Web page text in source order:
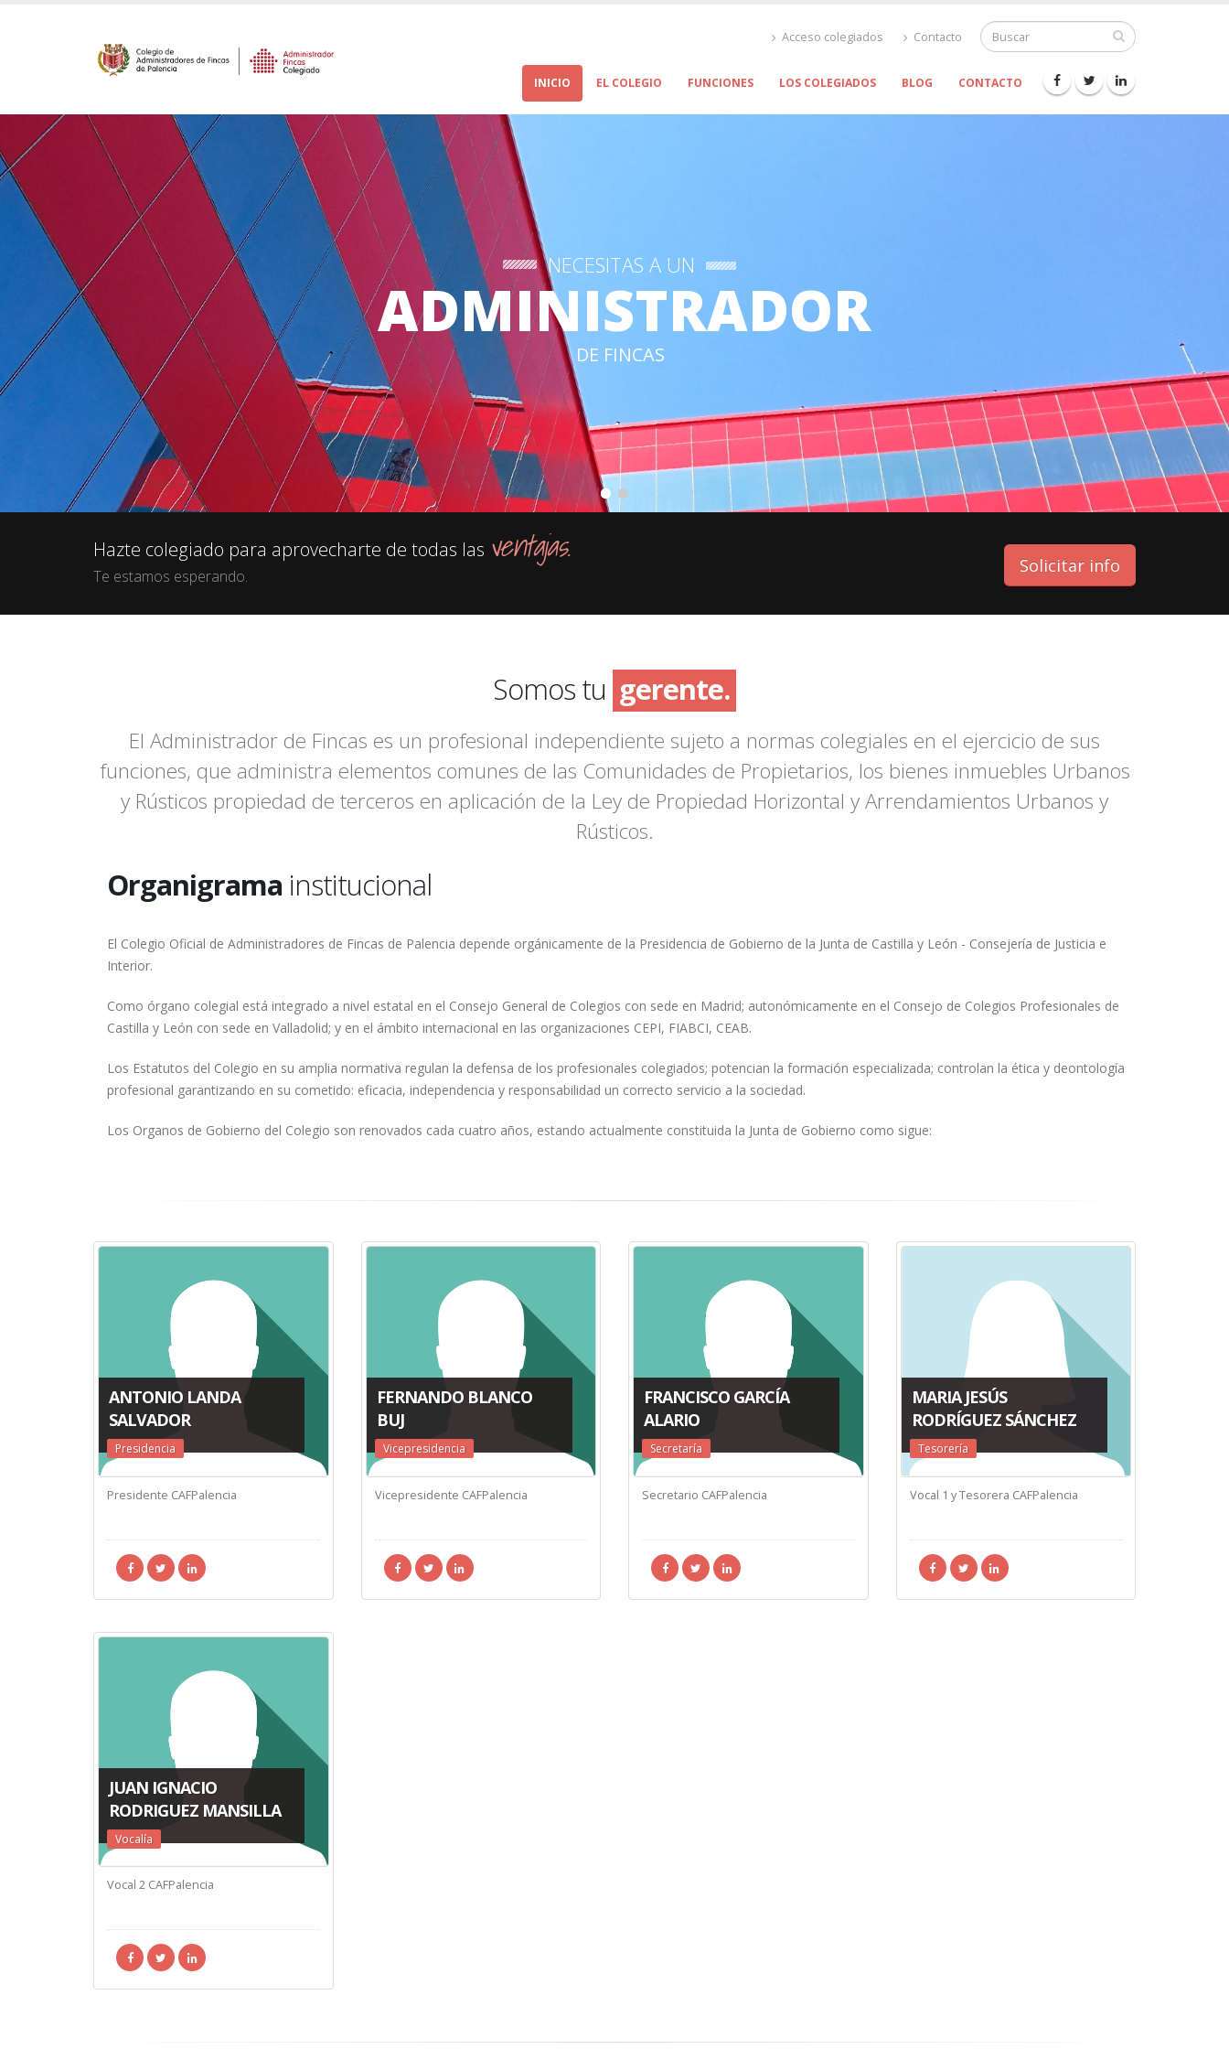
Acceso colegiados Contacto
INICIO EL COLEGIO FUNCIONES LOS COLEGIADOS BLOG CONTACTO
NECESITAS A UN
ADMINISTRADOR
DE FINCAS
Hazte colegiado para aprovecharte de todas las ventajas.
Te estamos esperando. Solicitar info
Somos tu gerente.
asesor.
mediador.
secretario.
gestor.
El Administrador de Fincas es un profesional independiente sujeto a normas colegiales en el ejercicio de sus
funciones, que administra elementos comunes de las Comunidades de Propietarios, los bienes inmuebles Urbanos
y Rústicos propiedad de terceros en aplicación de la Ley de Propiedad Horizontal y Arrendamientos Urbanos y
Rústicos.
Organigrama institucional
El Colegio Oficial de Administradores de Fincas de Palencia depende orgánicamente de la Presidencia de Gobierno de la Junta de Castilla y León - Consejería de Justicia e
Interior.
Como órgano colegial está integrado a nivel estatal en el Consejo General de Colegios con sede en Madrid; autonómicamente en el Consejo de Colegios Profesionales de
Castilla y León con sede en Valladolid; y en el ámbito internacional en las organizaciones CEPI, FIABCI, CEAB.
Los Estatutos del Colegio en su amplia normativa regulan la defensa de los profesionales colegiados; potencian la formación especializada; controlan la ética y deontología
profesional garantizando en su cometido: eficacia, independencia y responsabilidad un correcto servicio a la sociedad.
Los Organos de Gobierno del Colegio son renovados cada cuatro años, estando actualmente constituida la Junta de Gobierno como sigue:
ANTONIO LANDA
SALVADOR
Presidencia
Presidente CAFPalencia
FERNANDO BLANCO
BUJ
Vicepresidencia
Vicepresidente CAFPalencia
FRANCISCO GARCÍA
ALARIO
Secretaría
Secretario CAFPalencia
MARIA JESÚS
RODRÍGUEZ SÁNCHEZ
Tesorería
Vocal 1 y Tesorera CAFPalencia
JUAN IGNACIO
RODRIGUEZ MANSILLA
Vocalía
Vocal 2 CAFPalencia